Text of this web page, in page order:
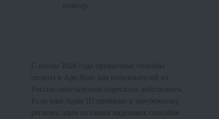
выводу.
С весны 2026 года привычные способы
оплаты в App Store для пользователей из
Если ваш Apple ID привязан к зарубежному
региону, один из самых надёжных способов